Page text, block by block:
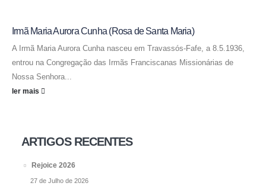
Irmã Maria Aurora Cunha (Rosa de Santa Maria)
A Irmã Maria Aurora Cunha nasceu em Travassós-Fafe, a 8.5.1936,
entrou na Congregação das Irmãs Franciscanas Missionárias de
Nossa Senhora...
ler mais
ARTIGOS RECENTES
Rejoice 2026
27 de Julho de 2026